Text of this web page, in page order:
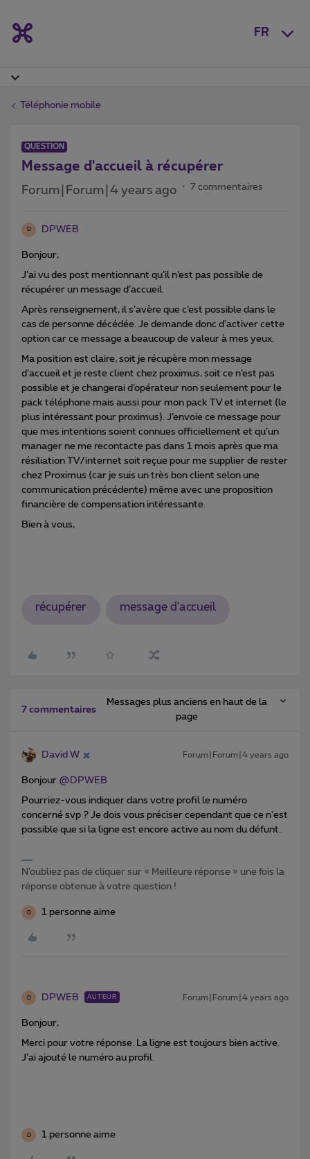
FR
Téléphonie mobile
QUESTION
Message d'accueil à récupérer
Forum|Forum|4 years ago 7 commentaires
D DPWEB
Bonjour,
J’ai vu des post mentionnant qu’il n’est pas possible de
récupérer un message d’accueil.
Après renseignement, il s’avère que c’est possible dans le
cas de personne décédée. Je demande donc d’activer cette
option car ce message a beaucoup de valeur à mes yeux.
Ma position est claire, soit je récupère mon message
d’accueil et je reste client chez proximus, soit ce n’est pas
possible et je changerai d’opérateur non seulement pour le
pack téléphone mais aussi pour mon pack TV et internet (le
plus intéressant pour proximus). J’envoie ce message pour
que mes intentions soient connues officiellement et qu’un
manager ne me recontacte pas dans 1 mois après que ma
résiliation TV/internet soit reçue pour me supplier de rester
chez Proximus (car je suis un très bon client selon une
communication précédente) même avec une proposition
financière de compensation intéressante.
Bien à vous,
récupérer message d'accueil
7 commentaires
Messages plus anciens en haut de la
page
David W Forum|Forum|4 years ago
Bonjour @DPWEB
Pourriez-vous indiquer dans votre profil le numéro
concerné svp ? Je dois vous préciser cependant que ce n'est
possible que si la ligne est encore active au nom du défunt.
N’oubliez pas de cliquer sur « Meilleure réponse » une fois la
réponse obtenue à votre question !
D 1 personne aime
D DPWEB AUTEUR Forum|Forum|4 years ago
Bonjour,
Merci pour votre réponse. La ligne est toujours bien active.
J’ai ajouté le numéro au profil.
D 1 personne aime